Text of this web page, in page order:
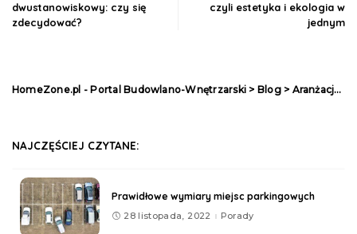
dwustanowiskowy: czy się
zdecydować?
czyli estetyka i ekologia w
jednym
HomeZone.pl - Portal Budowlano-Wnętrzarski > Blog> Aranżacje >
NAJCZĘŚCIEJ CZYTANE:
Prawidłowe wymiary miejsc parkingowych
28 listopada, 2022 Porady